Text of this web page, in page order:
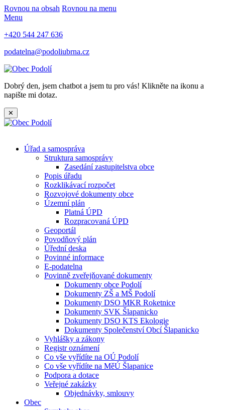
Rovnou na obsah Rovnou na menu
Menu
+420 544 247 636
podatelna@podoliubrna.cz
Dobrý den, jsem chatbot a jsem tu pro vás! Klikněte na ikonu a
napište mi dotaz.
✕
Úřad a samospráva
Struktura samosprávy
Zasedání zastupitelstva obce
Popis úřadu
Rozklikávací rozpočet
Rozvojové dokumenty obce
Územní plán
Platná ÚPD
Rozpracovaná ÚPD
Geoportál
Povodňový plán
Úřední deska
Povinné informace
E-podatelna
Povinně zveřejňované dokumenty
Dokumenty obce Podolí
Dokumenty ZŠ a MŠ Podolí
Dokumenty DSO MKR Roketnice
Dokumenty SVK Šlapanicko
Dokumenty DSO KTS Ekologie
Dokumenty Společenství Obcí Šlapanicko
Vyhlášky a zákony
Registr oznámení
Co vše vyřídíte na OÚ Podolí
Co vše vyřídíte na MěÚ Šlapanice
Podpora a dotace
Veřejné zakázky
Objednávky, smlouvy
Obec